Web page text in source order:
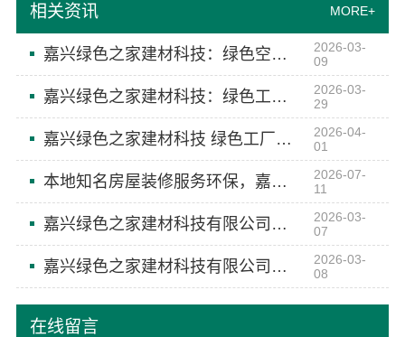
在线留言
相关资讯 MORE+
嘉兴绿色之家建材科技：绿色空间定制专家
2026-03-
09
嘉兴绿色之家建材科技：绿色工厂孕育空间艺术
2026-03-
29
嘉兴绿色之家建材科技 绿色工厂赋能空间设计
2026-04-
01
本地知名房屋装修服务环保，嘉兴绿色之家建材科技绿色先行
2026-07-
11
嘉兴绿色之家建材科技有限公司：绿色工厂，美学空间，高端定制
2026-03-
07
嘉兴绿色之家建材科技有限公司：绿色科技赋能高端定制
2026-03-
08